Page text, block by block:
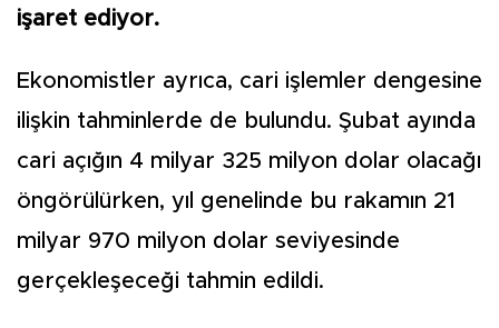
işaret ediyor.
Ekonomistler ayrıca, cari işlemler dengesine
ilişkin tahminlerde de bulundu. Şubat ayında
cari açığın 4 milyar 325 milyon dolar olacağı
öngörülürken, yıl genelinde bu rakamın 21
milyar 970 milyon dolar seviyesinde
gerçekleşeceği tahmin edildi.